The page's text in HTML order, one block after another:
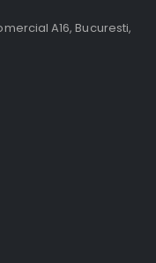
A16, Bucuresti,